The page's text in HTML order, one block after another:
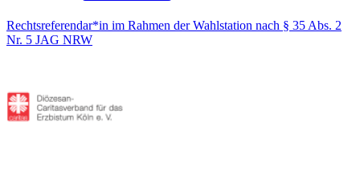
Rechtsreferendar*in im Rahmen der Wahlstation nach § 35 Abs. 2
Nr. 5 JAG NRW